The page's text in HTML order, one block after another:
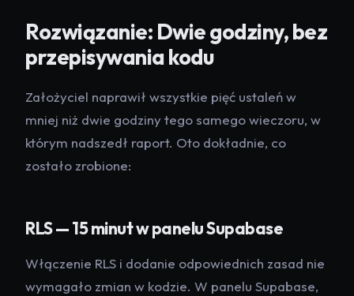
Rozwiązanie: Dwie godziny, bez
przepisywania kodu
Założyciel naprawił wszystkie pięć ustaleń w
mniej niż dwie godziny tego samego wieczoru, w
którym nadszedł raport. Oto dokładnie, co
zostało zrobione:
RLS — 15 minut w panelu Supabase
Włączenie RLS i dodanie odpowiednich zasad nie
wymagało zmian w kodzie. W panelu Supabase,